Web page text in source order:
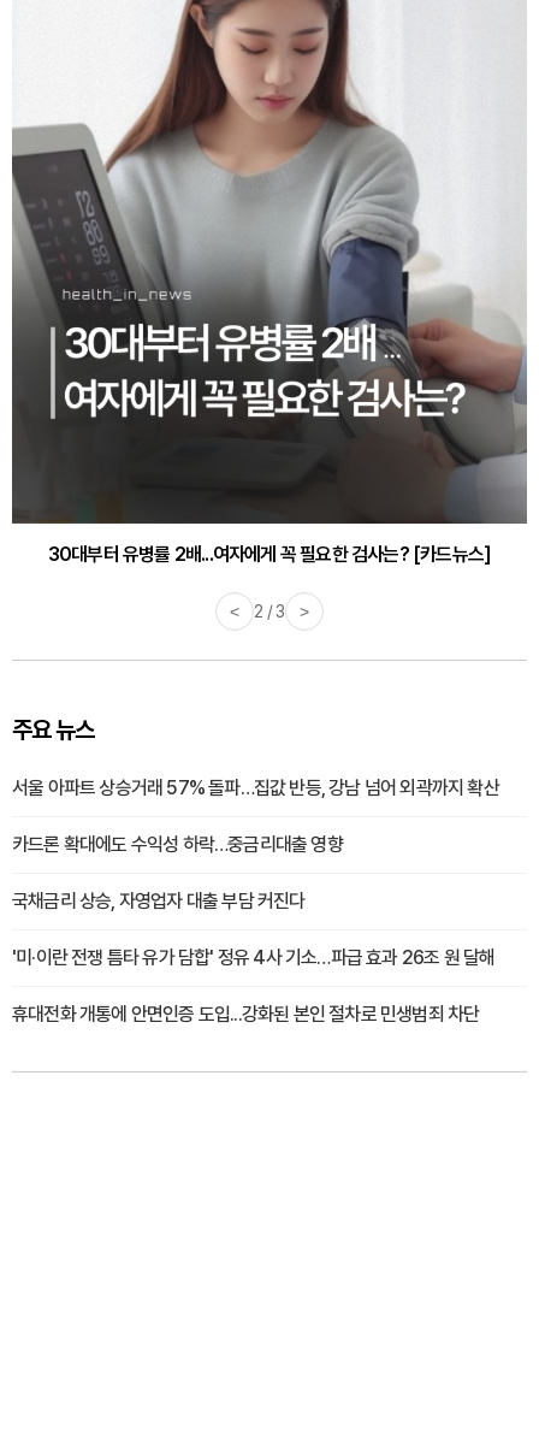
30대부터 유병률 2배...여자에게 꼭 필요한 검사는? [카드뉴스]
감기·독감 예방하고 면역력 높이는 4가지 영양제 [카드뉴스]
< 2 / 3 >
주요 뉴스
서울 아파트 상승거래 57% 돌파…집값 반등, 강남 넘어 외곽까지 확산
카드론 확대에도 수익성 하락…중금리대출 영향
국채금리 상승, 자영업자 대출 부담 커진다
'미·이란 전쟁 틈타 유가 담합' 정유 4사 기소…파급 효과 26조 원 달해
휴대전화 개통에 안면인증 도입...강화된 본인 절차로 민생범죄 차단